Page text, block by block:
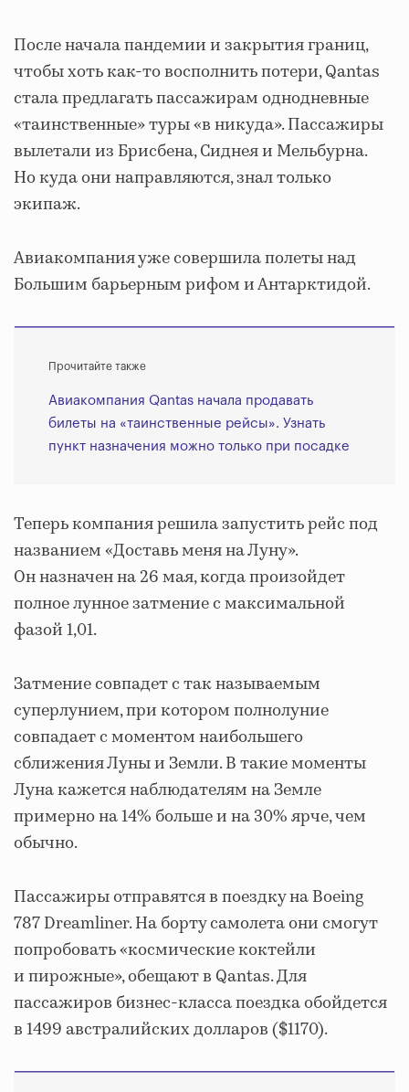
После начала пандемии и закрытия границ,
чтобы хоть как-то восполнить потери, Qantas
стала предлагать пассажирам однодневные
«таинственные» туры «в никуда». Пассажиры
вылетали из Брисбена, Сиднея и Мельбурна.
Но куда они направляются, знал только
экипаж.
Авиакомпания уже совершила полеты над
Большим барьерным рифом и Антарктидой.
Прочитайте также
Авиакомпания Qantas начала продавать
билеты на «таинственные рейсы». Узнать
пункт назначения можно только при посадке
Теперь компания решила запустить рейс под
названием «Доставь меня на Луну».
Он назначен на 26 мая, когда произойдет
полное лунное затмение с максимальной
фазой 1,01.
Затмение совпадет с так называемым
суперлунием, при котором полнолуние
совпадает с моментом наибольшего
сближения Луны и Земли. В такие моменты
Луна кажется наблюдателям на Земле
примерно на 14% больше и на 30% ярче, чем
обычно.
Пассажиры отправятся в поездку на Boeing
787 Dreamliner. На борту самолета они смогут
попробовать «космические коктейли
и пирожные», обещают в Qantas. Для
пассажиров бизнес-класса поездка обойдется
в 1499 австралийских долларов ($1170).